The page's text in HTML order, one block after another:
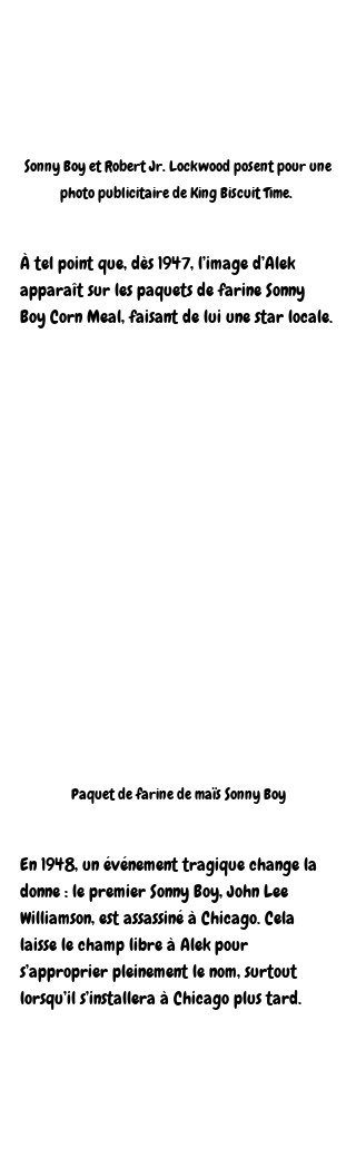
photo publicitaire de King Biscuit Time.
À tel point que, dès 1947, l’image d’Alek
apparaît sur les paquets de farine Sonny
Boy Corn Meal, faisant de lui une star locale.
Paquet de farine de maïs Sonny Boy
En 1948, un événement tragique change la
donne : le premier Sonny Boy, John Lee
Williamson, est assassiné à Chicago. Cela
laisse le champ libre à Alek pour
s’approprier pleinement le nom, surtout
lorsqu’il s’installera à Chicago plus tard.